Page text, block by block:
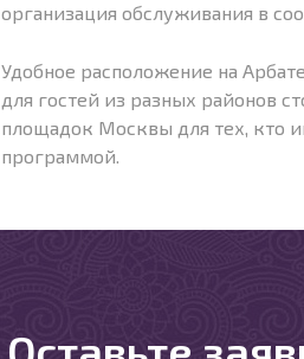
организация обслуживания в
Удобное расположение на
для гостей из разных районов
площадок Москвы для тех, кто
программой.